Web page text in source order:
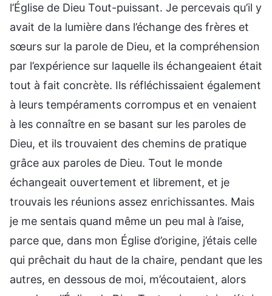
l’Église de Dieu Tout-puissant. Je percevais qu’il y
avait de la lumière dans l’échange des frères et
sœurs sur la parole de Dieu, et la compréhension
par l’expérience sur laquelle ils échangeaient était
tout à fait concrète. Ils réfléchissaient également
à leurs tempéraments corrompus et en venaient
à les connaître en se basant sur les paroles de
Dieu, et ils trouvaient des chemins de pratique
grâce aux paroles de Dieu. Tout le monde
échangeait ouvertement et librement, et je
trouvais les réunions assez enrichissantes. Mais
je me sentais quand même un peu mal à l’aise,
parce que, dans mon Église d’origine, j’étais celle
qui prêchait du haut de la chaire, pendant que les
autres, en dessous de moi, m’écoutaient, alors